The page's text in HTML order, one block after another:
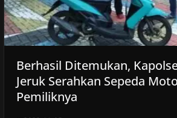
Berhasil Ditemukan,
Jeruk Serahkan Sepeda
Pemiliknya